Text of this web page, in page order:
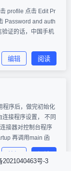
profile 点击 Edit Pr
Password and auth
证的话，中国手机
编辑 阅读
程序后，做完初始化
接程序设置， 不同
接器对控制台程序
再调用main 函
2021040463号-3